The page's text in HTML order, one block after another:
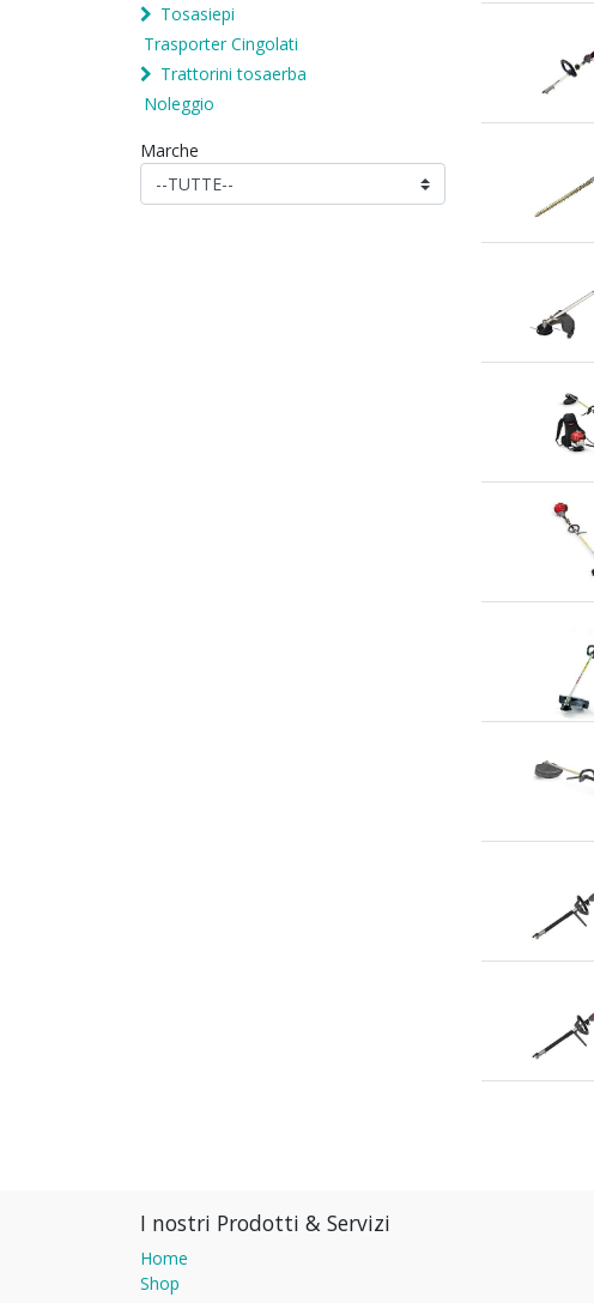
Tosasiepi
Trasporter Cingolati
Trattorini tosaerba
Noleggio
Marche
I nostri Prodotti & Servizi
Home
Shop